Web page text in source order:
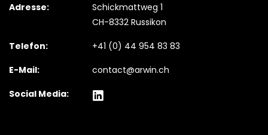
Adresse:
Schickmattweg 1
CH-8332 Russikon
Telefon:
+41 (0) 44 954 83 83
E-Mail:
contact@arwin.ch
Social Media: